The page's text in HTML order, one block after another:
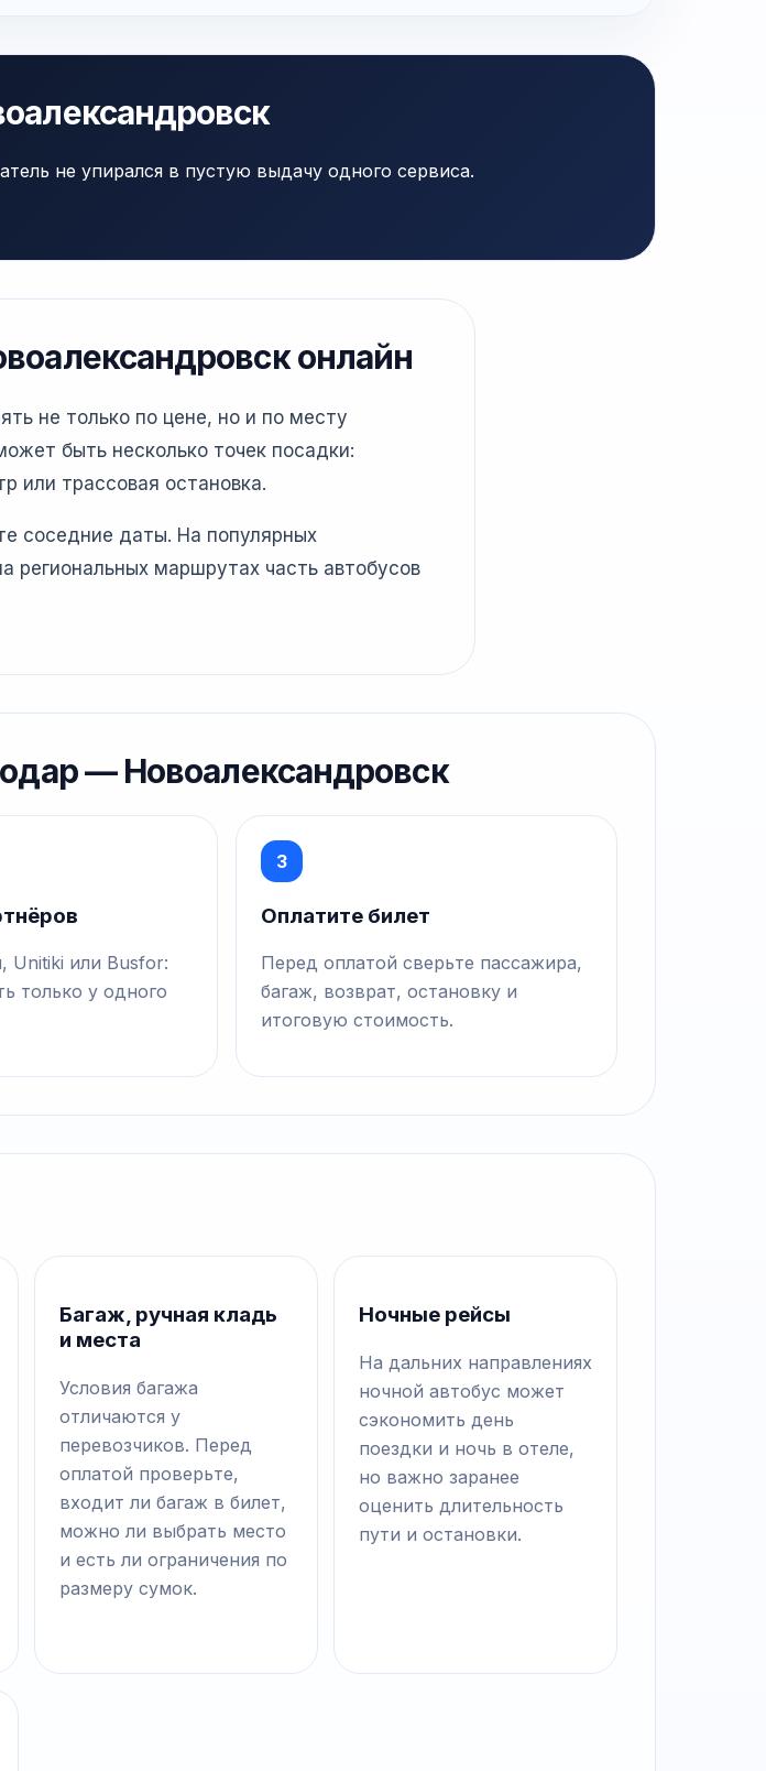
не упирался в пустую выдачу одного сервиса.
онлайн
не только по цене, но и по месту
быть несколько точек посадки:
или трассовая остановка.
соседние даты. На популярных
региональных маршрутах часть автобусов
— Новоалександровск
Unitiki или Busfor:
только у одного
3
Оплатите билет
Перед оплатой сверьте пассажира,
багаж, возврат, остановку и
итоговую стоимость.
Багаж, ручная кладь
и места
Условия багажа
отличаются у
перевозчиков. Перед
оплатой проверьте,
входит ли багаж в билет,
можно ли выбрать место
и есть ли ограничения по
размеру сумок.
Ночные рейсы
На дальних направлениях
ночной автобус может
сэкономить день
поездки и ночь в отеле,
но важно заранее
оценить длительность
пути и остановки.